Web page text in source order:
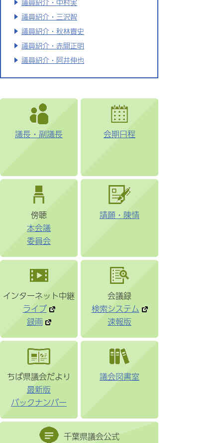
議員紹介・三沢智
議員紹介・秋林貴史
議員紹介・赤間正明
議員紹介・阿井伸也
議長・副議長 会期日程
傍聴
本会議
委員会
請願・陳情
インターネット中継
ライブ
録画
会議録
検索システム
速報版
ちば県議会だより
最新版
バックナンバー
議会図書室
千葉県議会公式